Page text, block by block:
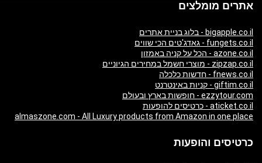
אתרים מומלצים
bigapple.co.il - בלוג בניית אתרים
fungets.co.il - גאדג'טים הכי שווים
azone.co.il - הכל על קניה באמזון
zipzap.co.il - מוצרי חשמל במחירים הגיוניים
fnews.co.il - חדשות כלכלה
giftim.co.il - קניות באינטרנט
ezzytour.com - חופשות בארץ ובעולם
aticket.co.il - כרטיסים להופעות
almaszone.com - All Luxury products from Amazon in one place
כרטיסים והופעות